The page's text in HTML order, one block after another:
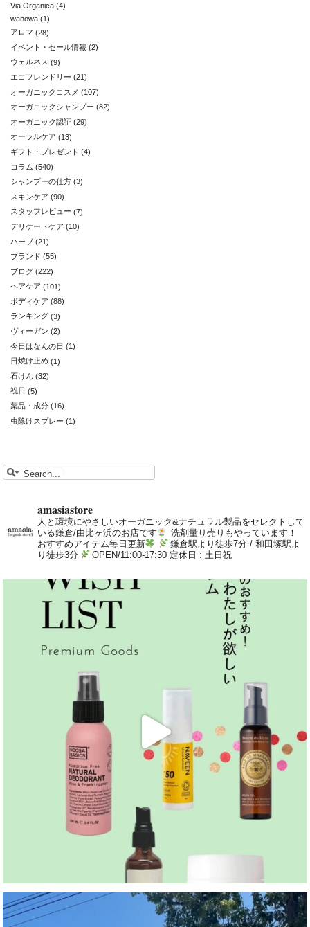
Via Organica (4)
wanowa (1)
アロマ (28)
イベント・セール情報 (2)
ウェルネス (9)
エコフレンドリー (21)
オーガニックコスメ (107)
オーガニックシャンプー (82)
オーガニック認証 (29)
オーラルケア (13)
ギフト・プレゼント (4)
コラム (540)
シャンプーの仕方 (3)
スキンケア (90)
スタッフレビュー (7)
デリケートケア (10)
ハーブ (21)
ブランド (55)
ブログ (222)
ヘアケア (101)
ボディケア (88)
ランキング (3)
ヴィーガン (2)
今日はなんの日 (1)
日焼け止め (1)
石けん (32)
祝日 (5)
薬品・成分 (16)
虫除けスプレー (1)
amasiastore
人と環境にやさしいオーガニック&ナチュラル製品をセレクトして
いる鎌倉/由比ヶ浜のお店です
洗剤量り売りもやっています！
おすすめアイテム毎日更新
鎌倉駅より徒歩7分 / 和田塚駅よ
り徒歩3分
OPEN/11:00-17:30 定休日 : 土日祝